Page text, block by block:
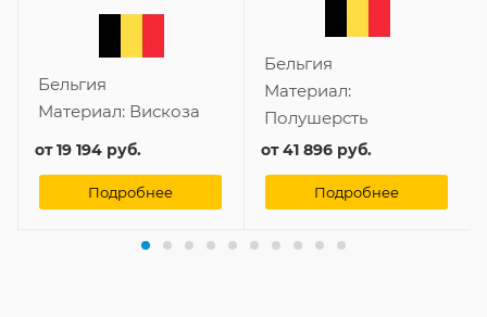
Бельгия
Материал: Вискоза
от19 194 руб.
Подробнее
Бельгия
Материал:
Полушерсть
от41 896 руб.
Подробнее